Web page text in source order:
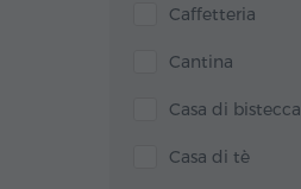
Caffetteria
Cantina
Casa di bistecca
Casa di tè